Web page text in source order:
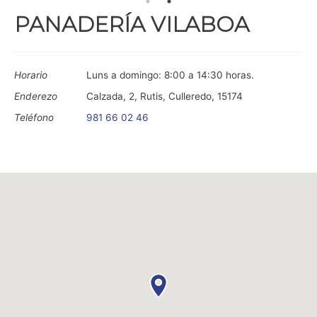
PANADERÍA VILABOA
Horario
Luns a domingo: 8:00 a 14:30 horas.
Enderezo
Calzada, 2, Rutis, Culleredo, 15174
Teléfono
981 66 02 46